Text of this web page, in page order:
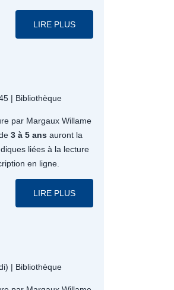
LIRE PLUS
| Bibliothèque
par Margaux Willame
3 à 5 ans auront la
liées à la lecture
en ligne.
LIRE PLUS
| Bibliothèque